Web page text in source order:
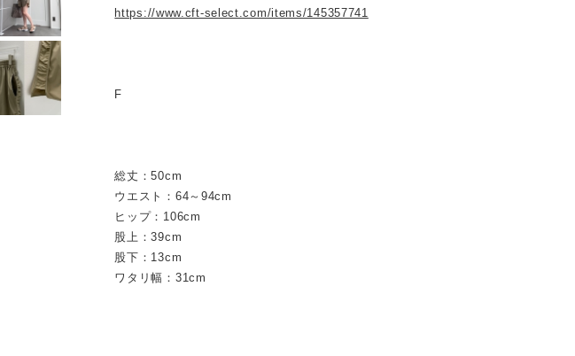
https://www.cft-select.com/items/145357741
F
総丈：50cm
ウエスト：64～94cm
ヒップ：106cm
股上：39cm
股下：13cm
ワタリ幅：31cm